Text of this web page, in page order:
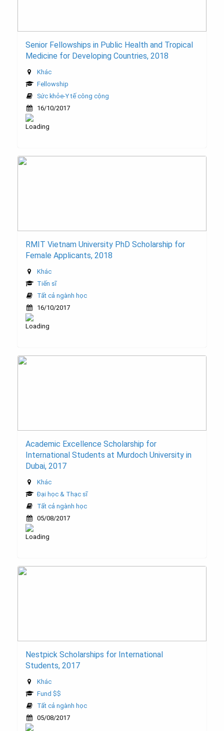
Senior Fellowships in Public Health and Tropical
Medicine for Developing Countries, 2018
Khác
Fellowship
Sức khỏe-Y tế công cộng
16/10/2017
RMIT Vietnam University PhD Scholarship for
Female Applicants, 2018
Khác
Tiến sĩ
Tất cả ngành học
16/10/2017
Academic Excellence Scholarship for
International Students at Murdoch University in
Dubai, 2017
Khác
Đại học & Thạc sĩ
Tất cả ngành học
05/08/2017
Nestpick Scholarships for International
Students, 2017
Khác
Fund $$
Tất cả ngành học
05/08/2017